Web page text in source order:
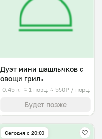
Дуэт мини шашлычков с
овощи гриль
0.45 кг ≈ 1 порц. ≈ 550₽ / порц.
Будет позже
Сегодня с 20:00